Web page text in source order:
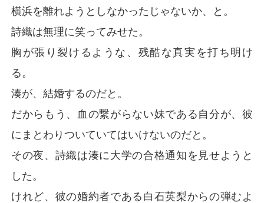
昂し、「俺はお前の兄だぞ！」と叫びながら手紙をビリ
ビリに破り捨てた日のことを、詩織は思い出していた。
彼は嵐のように家を飛び出し、詩織は一人、粉々になっ
た手紙の破片を painstakingにテープで貼り合わせた。
それでも、彼女の恋心は消えなかった。
彼が英梨を家に連れてきて、「義姉さん、と呼べ」と命
じたときでさえ。
でも、今はもうわかった。
この燃え盛る想いは、自分で消さなければならない。
自分の心から、高遠湊という存在を、抉り出さなければ
横浜を離れようとしなかったじゃないか、と。
詩織は無理に笑ってみせた。
胸が張り裂けるような、残酷な真実を打ち明け
る。
湊が、結婚するのだと。
だからもう、血の繋がらない妹である自分が、彼
にまとわりついていてはいけないのだと。
その夜、詩織は湊に大学の合格通知を見せようと
した。
けれど、彼の婚約者である白石英梨からの弾むよ